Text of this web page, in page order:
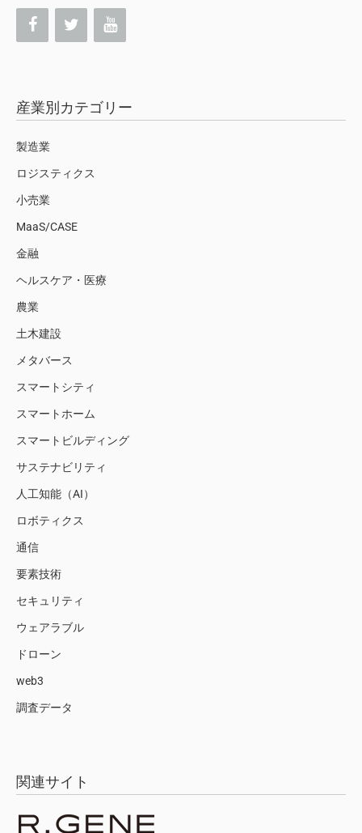
産業別カテゴリー
製造業
ロジスティクス
小売業
MaaS/CASE
金融
ヘルスケア・医療
農業
土木建設
メタバース
スマートシティ
スマートホーム
スマートビルディング
サステナビリティ
人工知能（AI）
ロボティクス
通信
要素技術
セキュリティ
ウェアラブル
ドローン
web3
調査データ
関連サイト